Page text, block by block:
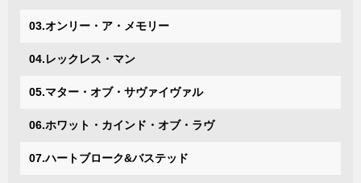
03.オンリー・ア・メモリー
04.レックレス・マン
05.マター・オブ・サヴァイヴァル
06.ホワット・カインド・オブ・ラヴ
07.ハートブローク&バステッド